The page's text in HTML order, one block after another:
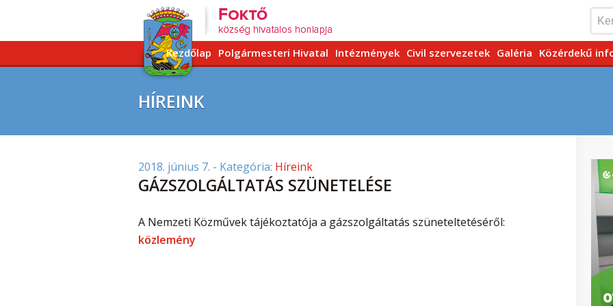
Kezdőlap Polgármesteri Hivatal Intézmények Civil szervezetek Galéria Közérdekű
HÍREINK
2018. június 7. - Kategória: Híreink
GÁZSZOLGÁLTATÁS SZÜNETELÉSE
A Nemzeti Közművek tájékoztatója a gázszolgáltatás szüneteltetéséről:
közlemény